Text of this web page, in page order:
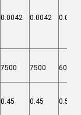
0.0042 0.0042 0.0072
7500 7500 6000
0.45 0.45 0.55